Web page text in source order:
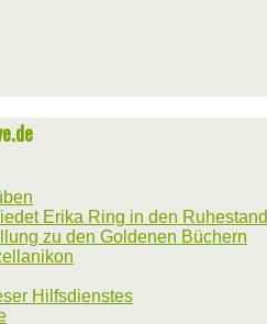
Erika Ring in den Ruhestand
zu den Goldenen Büchern
Hilfsdienstes